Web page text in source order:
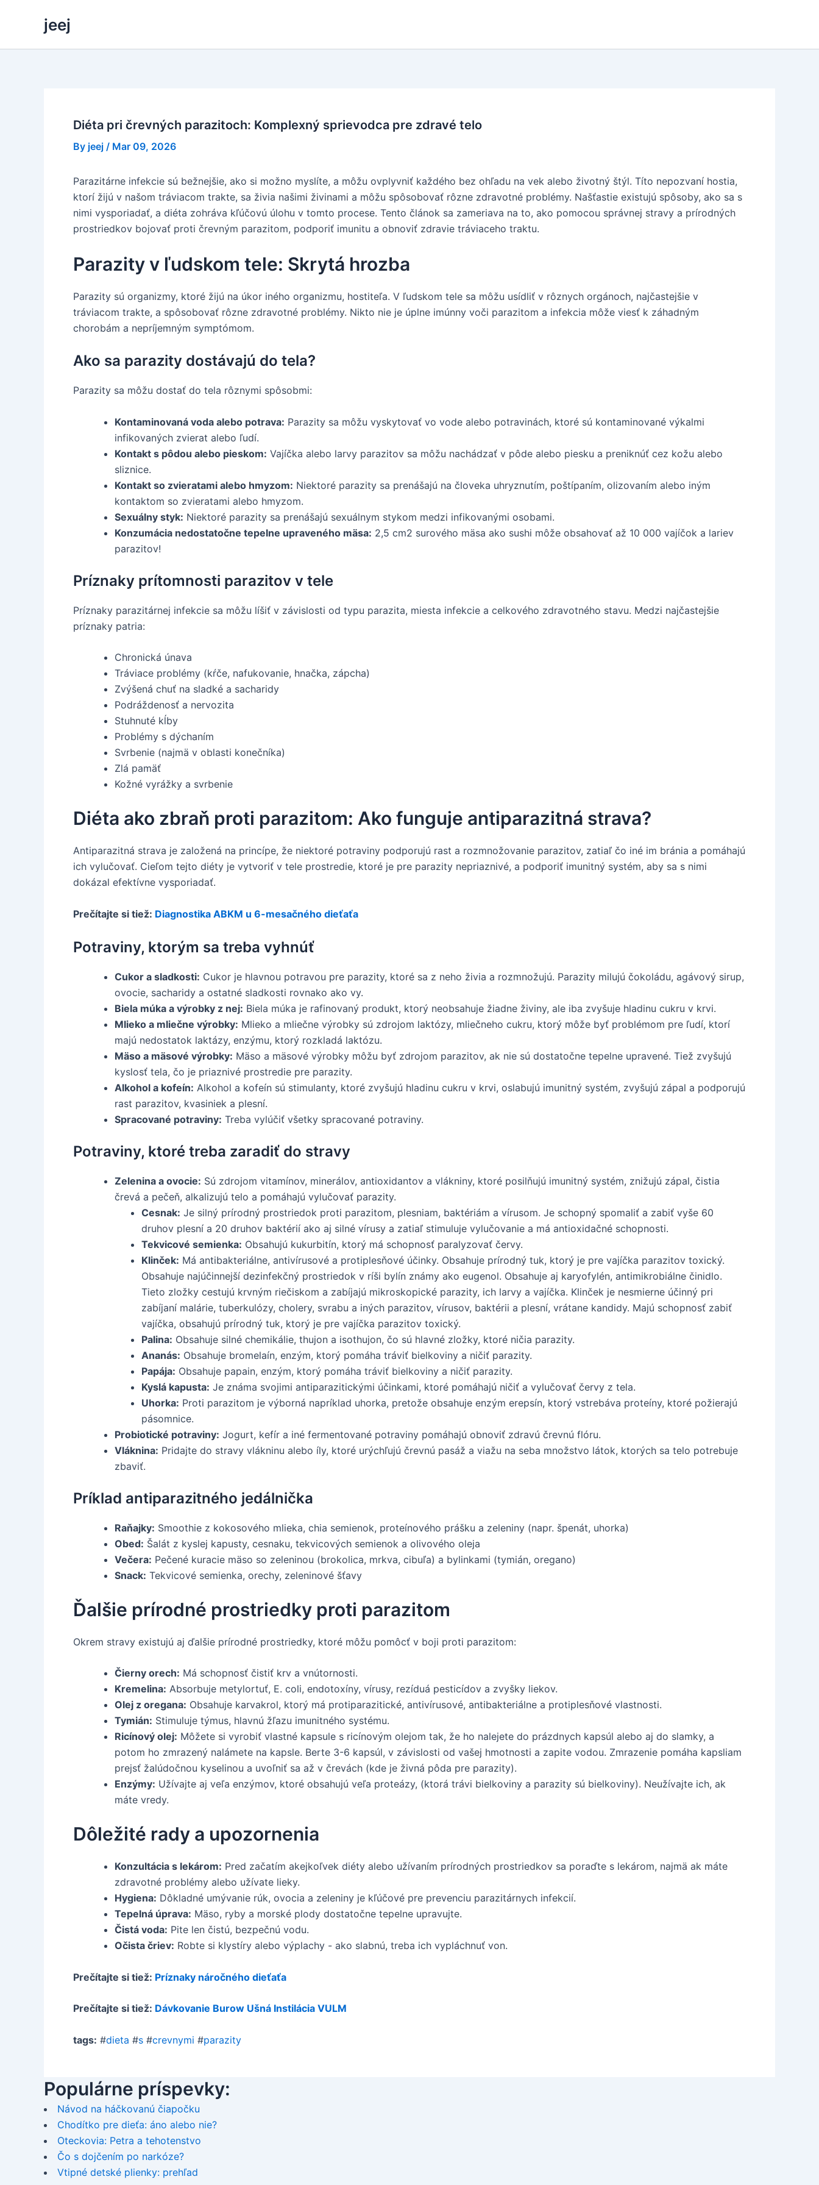
jeej
Diéta pri črevných parazitoch: Komplexný sprievodca pre zdravé telo
By jeej / Mar 09, 2026
Parazitárne infekcie sú bežnejšie, ako si možno myslíte, a môžu ovplyvniť každého bez ohľadu na vek alebo životný štýl. Títo nepozvaní hostia,
ktorí žijú v našom tráviacom trakte, sa živia našimi živinami a môžu spôsobovať rôzne zdravotné problémy. Našťastie existujú spôsoby, ako sa s
nimi vysporiadať, a diéta zohráva kľúčovú úlohu v tomto procese. Tento článok sa zameriava na to, ako pomocou správnej stravy a prírodných
prostriedkov bojovať proti črevným parazitom, podporiť imunitu a obnoviť zdravie tráviaceho traktu.
Parazity v ľudskom tele: Skrytá hrozba
Parazity sú organizmy, ktoré žijú na úkor iného organizmu, hostiteľa. V ľudskom tele sa môžu usídliť v rôznych orgánoch, najčastejšie v
tráviacom trakte, a spôsobovať rôzne zdravotné problémy. Nikto nie je úplne imúnny voči parazitom a infekcia môže viesť k záhadným
chorobám a nepríjemným symptómom.
Ako sa parazity dostávajú do tela?
Parazity sa môžu dostať do tela rôznymi spôsobmi:
Kontaminovaná voda alebo potrava: Parazity sa môžu vyskytovať vo vode alebo potravinách, ktoré sú kontaminované výkalmi
infikovaných zvierat alebo ľudí.
Kontakt s pôdou alebo pieskom: Vajíčka alebo larvy parazitov sa môžu nachádzať v pôde alebo piesku a preniknúť cez kožu alebo
sliznice.
Kontakt so zvieratami alebo hmyzom: Niektoré parazity sa prenášajú na človeka uhryznutím, poštípaním, olizovaním alebo iným
kontaktom so zvieratami alebo hmyzom.
Sexuálny styk: Niektoré parazity sa prenášajú sexuálnym stykom medzi infikovanými osobami.
Konzumácia nedostatočne tepelne upraveného mäsa: 2,5 cm2 surového mäsa ako sushi môže obsahovať až 10 000 vajíčok a lariev
parazitov!
Príznaky prítomnosti parazitov v tele
Príznaky parazitárnej infekcie sa môžu líšiť v závislosti od typu parazita, miesta infekcie a celkového zdravotného stavu. Medzi najčastejšie
príznaky patria:
Chronická únava
Tráviace problémy (kŕče, nafukovanie, hnačka, zápcha)
Zvýšená chuť na sladké a sacharidy
Podráždenosť a nervozita
Stuhnuté kĺby
Problémy s dýchaním
Svrbenie (najmä v oblasti konečníka)
Zlá pamäť
Kožné vyrážky a svrbenie
Diéta ako zbraň proti parazitom: Ako funguje antiparazitná strava?
Antiparazitná strava je založená na princípe, že niektoré potraviny podporujú rast a rozmnožovanie parazitov, zatiaľ čo iné im bránia a pomáhajú
ich vylučovať. Cieľom tejto diéty je vytvoriť v tele prostredie, ktoré je pre parazity nepriaznivé, a podporiť imunitný systém, aby sa s nimi
dokázal efektívne vysporiadať.
Prečítajte si tiež: Diagnostika ABKM u 6-mesačného dieťaťa
Potraviny, ktorým sa treba vyhnúť
Cukor a sladkosti: Cukor je hlavnou potravou pre parazity, ktoré sa z neho živia a rozmnožujú. Parazity milujú čokoládu, agávový sirup,
ovocie, sacharidy a ostatné sladkosti rovnako ako vy.
Biela múka a výrobky z nej: Biela múka je rafinovaný produkt, ktorý neobsahuje žiadne živiny, ale iba zvyšuje hladinu cukru v krvi.
Mlieko a mliečne výrobky: Mlieko a mliečne výrobky sú zdrojom laktózy, mliečneho cukru, ktorý môže byť problémom pre ľudí, ktorí
majú nedostatok laktázy, enzýmu, ktorý rozkladá laktózu.
Mäso a mäsové výrobky: Mäso a mäsové výrobky môžu byť zdrojom parazitov, ak nie sú dostatočne tepelne upravené. Tiež zvyšujú
kyslosť tela, čo je priaznivé prostredie pre parazity.
Alkohol a kofeín: Alkohol a kofeín sú stimulanty, ktoré zvyšujú hladinu cukru v krvi, oslabujú imunitný systém, zvyšujú zápal a podporujú
rast parazitov, kvasiniek a plesní.
Spracované potraviny: Treba vylúčiť všetky spracované potraviny.
Potraviny, ktoré treba zaradiť do stravy
Zelenina a ovocie: Sú zdrojom vitamínov, minerálov, antioxidantov a vlákniny, ktoré posilňujú imunitný systém, znižujú zápal, čistia
črevá a pečeň, alkalizujú telo a pomáhajú vylučovať parazity.
Cesnak: Je silný prírodný prostriedok proti parazitom, plesniam, baktériám a vírusom. Je schopný spomaliť a zabiť vyše 60
druhov plesní a 20 druhov baktérií ako aj silné vírusy a zatiaľ stimuluje vylučovanie a má antioxidačné schopnosti.
Tekvicové semienka: Obsahujú kukurbitín, ktorý má schopnosť paralyzovať červy.
Klinček: Má antibakteriálne, antivírusové a protiplesňové účinky. Obsahuje prírodný tuk, ktorý je pre vajíčka parazitov toxický.
Obsahuje najúčinnejší dezinfekčný prostriedok v ríši bylín známy ako eugenol. Obsahuje aj karyofylén, antimikrobiálne činidlo.
Tieto zložky cestujú krvným riečiskom a zabíjajú mikroskopické parazity, ich larvy a vajíčka. Klinček je nesmierne účinný pri
zabíjaní malárie, tuberkulózy, cholery, svrabu a iných parazitov, vírusov, baktérii a plesní, vrátane kandidy. Majú schopnosť zabiť
vajíčka, obsahujú prírodný tuk, ktorý je pre vajíčka parazitov toxický.
Palina: Obsahuje silné chemikálie, thujon a isothujon, čo sú hlavné zložky, ktoré ničia parazity.
Ananás: Obsahuje bromelaín, enzým, ktorý pomáha tráviť bielkoviny a ničiť parazity.
Papája: Obsahuje papain, enzým, ktorý pomáha tráviť bielkoviny a ničiť parazity.
Kyslá kapusta: Je známa svojimi antiparazitickými účinkami, ktoré pomáhajú ničiť a vylučovať červy z tela.
Uhorka: Proti parazitom je výborná napríklad uhorka, pretože obsahuje enzým erepsín, ktorý vstrebáva proteíny, ktoré požierajú
pásomnice.
Probiotické potraviny: Jogurt, kefír a iné fermentované potraviny pomáhajú obnoviť zdravú črevnú flóru.
Vláknina: Pridajte do stravy vlákninu alebo íly, ktoré urýchľujú črevnú pasáž a viažu na seba množstvo látok, ktorých sa telo potrebuje
zbaviť.
Príklad antiparazitného jedálnička
Raňajky: Smoothie z kokosového mlieka, chia semienok, proteínového prášku a zeleniny (napr. špenát, uhorka)
Obed: Šalát z kyslej kapusty, cesnaku, tekvicových semienok a olivového oleja
Večera: Pečené kuracie mäso so zeleninou (brokolica, mrkva, cibuľa) a bylinkami (tymián, oregano)
Snack: Tekvicové semienka, orechy, zeleninové šťavy
Ďalšie prírodné prostriedky proti parazitom
Okrem stravy existujú aj ďalšie prírodné prostriedky, ktoré môžu pomôcť v boji proti parazitom:
Čierny orech: Má schopnosť čistiť krv a vnútornosti.
Kremelina: Absorbuje metylortuť, E. coli, endotoxíny, vírusy, rezíduá pesticídov a zvyšky liekov.
Olej z oregana: Obsahuje karvakrol, ktorý má protiparazitické, antivírusové, antibakteriálne a protiplesňové vlastnosti.
Tymián: Stimuluje týmus, hlavnú žľazu imunitného systému.
Ricínový olej: Môžete si vyrobiť vlastné kapsule s ricínovým olejom tak, že ho nalejete do prázdnych kapsúl alebo aj do slamky, a
potom ho zmrazený nalámete na kapsle. Berte 3-6 kapsúl, v závislosti od vašej hmotnosti a zapite vodou. Zmrazenie pomáha kapsliam
prejsť žalúdočnou kyselinou a uvoľniť sa až v črevách (kde je živná pôda pre parazity).
Enzýmy: Užívajte aj veľa enzýmov, ktoré obsahujú veľa proteázy, (ktorá trávi bielkoviny a parazity sú bielkoviny). Neužívajte ich, ak
máte vredy.
Dôležité rady a upozornenia
Konzultácia s lekárom: Pred začatím akejkoľvek diéty alebo užívaním prírodných prostriedkov sa poraďte s lekárom, najmä ak máte
zdravotné problémy alebo užívate lieky.
Hygiena: Dôkladné umývanie rúk, ovocia a zeleniny je kľúčové pre prevenciu parazitárnych infekcií.
Tepelná úprava: Mäso, ryby a morské plody dostatočne tepelne upravujte.
Čistá voda: Pite len čistú, bezpečnú vodu.
Očista čriev: Robte si klystíry alebo výplachy - ako slabnú, treba ich vypláchnuť von.
Prečítajte si tiež: Príznaky náročného dieťaťa
Prečítajte si tiež: Dávkovanie Burow Ušná Instilácia VULM
tags: #dieta #s #crevnymi #parazity
Populárne príspevky:
Návod na háčkovanú čiapočku
Chodítko pre dieťa: áno alebo nie?
Oteckovia: Petra a tehotenstvo
Čo s dojčením po narkóze?
Vtipné detské plienky: prehľad